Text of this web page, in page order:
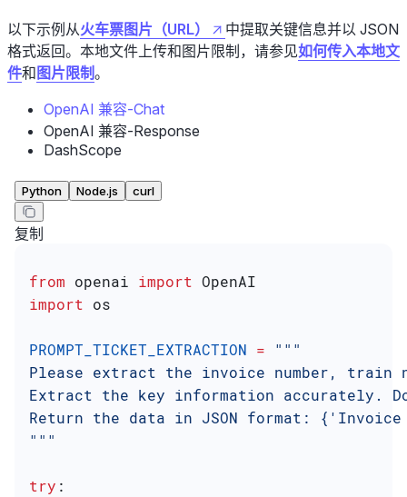
以下示例从火车票图片（URL）
中提取关键信息并以 JSON
格式返回。本地文件上传和图片限制，请参见如何传入本地文
件和图片限制。
OpenAI 兼容-Chat
OpenAI 兼容-Response
DashScope
Python Node.js curl
复制
from openai import OpenAI
import os
PROMPT_TICKET_EXTRACTION = """
Please extract the invoice number, train
Extract the key information accurately.
Return the data in JSON format:
"""
try :